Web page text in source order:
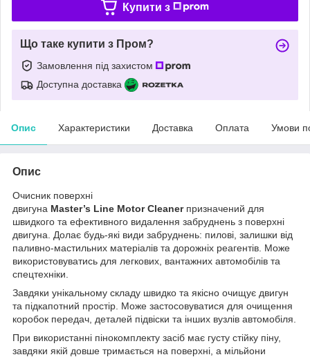
Купити з
Що таке купити з Пром?
Замовлення під захистом
Доступна доставка
Опис Характеристики Доставка Оплата Умови
Опис
Очисник поверхні
двигуна Master’s Line MotorCleanerпризначений для
швидкого та ефективного видалення забруднень з поверхні
двигуна. Долає будь-які види забруднень: пилові, залишки від
паливно-мастильних матеріалів та дорожніх реагентів. Може
використовуватись для легкових, вантажних автомобілів та
спецтехніки.
Завдяки унікальному складу швидко та якісно очищує двигун
та підкапотний простір. Може застосовуватися для очищення
коробок передач, деталей підвіски та інших вузлів автомобіля.
При використанні пінокомплекту засіб має густу стійку піну,
завдяки якій довше тримається на поверхні, а мільйони